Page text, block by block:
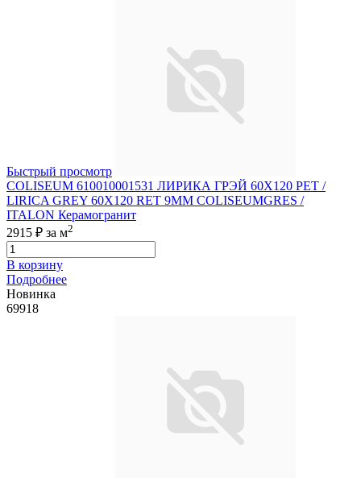
Быстрый просмотр
COLISEUM 610010001531 ЛИРИКА ГРЭЙ 60X120 РЕТ /
LIRICA GREY 60X120 RET 9MM COLISEUMGRES /
ITALON Керамогранит
2915 ₽ за м2
В корзину
Подробнее
Новинка
69918